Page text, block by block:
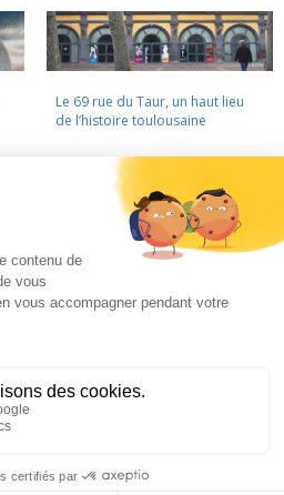
Le 69 rue du Taur, un haut lieu
de l’histoire toulousaine
· LETTRE D'INFORMATION ·
MENTIONS LÉGALES
de Toulouse
© 2015. Tous droits réservés.